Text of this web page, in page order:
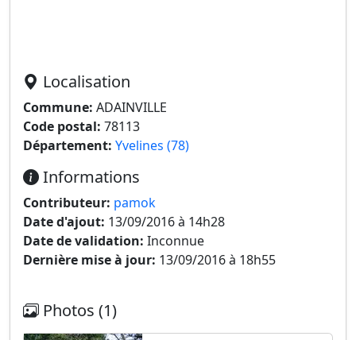
Localisation
Commune: ADAINVILLE
Code postal: 78113
Département: Yvelines (78)
Informations
Contributeur: pamok
Date d'ajout: 13/09/2016 à 14h28
Date de validation: Inconnue
Dernière mise à jour: 13/09/2016 à 18h55
Photos (1)